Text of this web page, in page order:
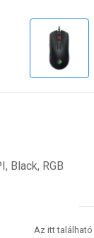
Black, RGB
Az itt